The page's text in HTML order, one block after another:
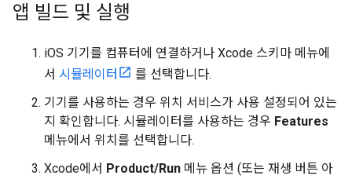
앱 빌드 및 실행
iOS 기기를 컴퓨터에 연결하거나 Xcode 스키마 메뉴에
서 시뮬레이터
를 선택합니다.
기기를 사용하는 경우 위치 서비스가 사용 설정되어 있는
지 확인합니다. 시뮬레이터를 사용하는 경우 Features
메뉴에서 위치를 선택합니다.
Xcode에서 Product/Run 메뉴 옵션 (또는 재생 버튼 아